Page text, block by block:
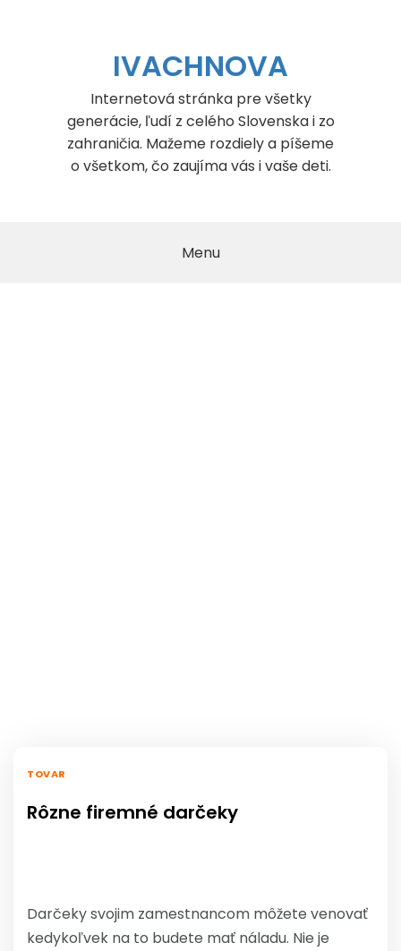
IVACHNOVA
Internetová stránka pre všetky
generácie, ľudí z celého Slovenska i zo
zahraničia. Mažeme rozdiely a píšeme
o všetkom, čo zaujíma vás i vaše deti.
Menu
TOVAR
Rôzne firemné darčeky
Darčeky svojim zamestnancom môžete venovať
kedykoľvek na to budete mať náladu. Nie je